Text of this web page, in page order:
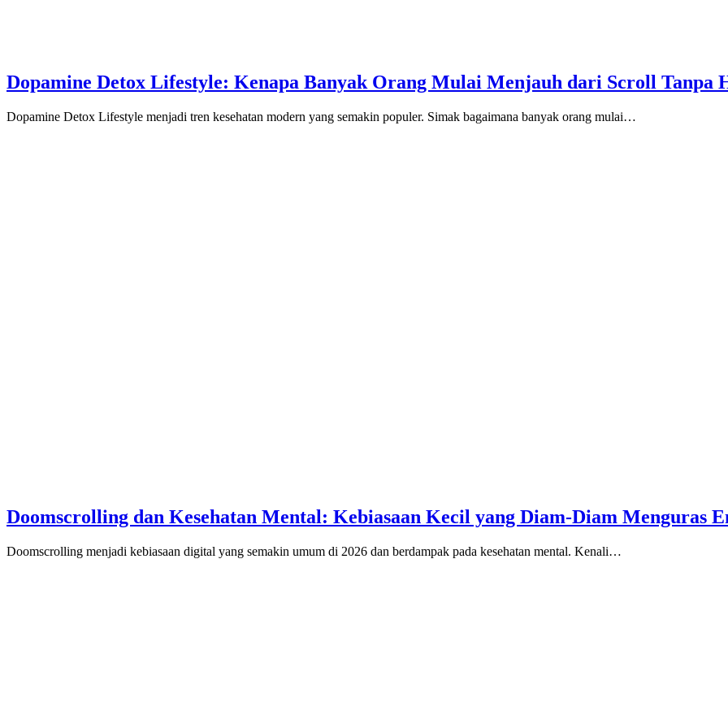
Dopamine Detox Lifestyle: Kenapa Banyak Orang Mulai Menjauh dari Scroll Tanpa
Dopamine Detox Lifestyle menjadi tren kesehatan modern yang semakin populer. Simak bagaimana banyak orang mulai…
Doomscrolling dan Kesehatan Mental: Kebiasaan Kecil yang Diam-Diam Menguras
Doomscrolling menjadi kebiasaan digital yang semakin umum di 2026 dan berdampak pada kesehatan mental. Kenali…